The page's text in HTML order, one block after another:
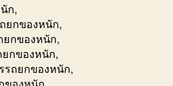
ก,
ยกของหนัก,
ยกของหนัก,
ยกของหนัก,
รถยกของหนัก,